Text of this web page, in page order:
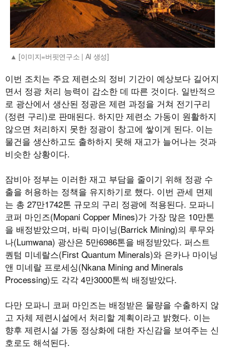
[이미지=버핏연구소 | AI 생성]
이번 조치는 주요 제련소의 정비 기간이 예상보다 길어지
면서 정광 처리 능력이 감소한 데 따른 것이다. 일반적으
로 광산에서 생산된 정광은 제련 과정을 거쳐 전기구리
(정련 구리)로 판매된다. 하지만 제련소 가동이 원활하지
않으면 처리하지 못한 정광이 창고에 쌓이게 된다. 이는
물건을 생산하고도 출하하지 못해 재고가 늘어나는 것과
비슷한 상황이다.
잠비아 정부는 이러한 재고 부담을 줄이기 위해 정광 수
출을 허용하는 정책을 유지하기로 했다. 이번 관세 면제
는 총 27만1742톤 규모의 구리 정광에 적용된다. 모파니
코퍼 마인즈(Mopani Copper Mines)가 가장 많은 10만톤
을 배정받았으며, 바릭 마이닝(Barrick Mining)의 루무와
나(Lumwana) 광산은 5만6986톤을 배정받았다. 퍼스트
퀀텀 미네랄스(First Quantum Minerals)와 은카나 마이닝
앤 미네랄 프로세싱(Nkana Mining and Minerals
Processing)도 각각 4만3000톤씩 배정받았다.
다만 모파니 코퍼 마인즈는 배정받은 물량을 수출하지 않
고 자체 제련시설에서 처리할 계획이라고 밝혔다. 이는
향후 제련시설 가동 정상화에 대한 자신감을 보여주는 신
호로도 해석된다.